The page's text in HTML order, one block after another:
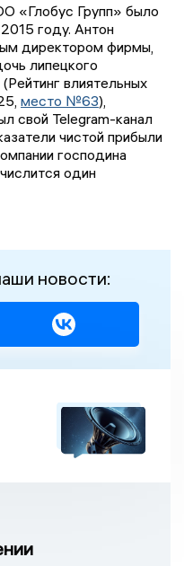
«Глобус Групп» было
году. Антон
директором фирмы,
липецкого
влиятельных
место №63),
свой Telegram-канал
чистой прибыли
господина
один
новости: